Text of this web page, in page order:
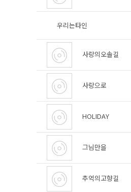
우리는타인
사랑의오솔길
사랑으로
HOLIDAY
그님만을
추억의고향길